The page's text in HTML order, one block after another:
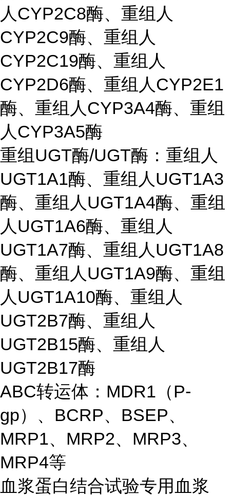
人CYP2C8酶、重组人
CYP2C9酶、重组人
CYP2C19酶、重组人
CYP2D6酶、重组人CYP2E1
酶、重组人CYP3A4酶、重组
人CYP3A5酶
重组UGT酶/UGT酶：重组人
UGT1A1酶、重组人UGT1A3
酶、重组人UGT1A4酶、重组
人UGT1A6酶、重组人
UGT1A7酶、重组人UGT1A8
酶、重组人UGT1A9酶、重组
人UGT1A10酶、重组人
UGT2B7酶、重组人
UGT2B15酶、重组人
UGT2B17酶
ABC转运体：MDR1（P-
gp）、BCRP、BSEP、
MRP1、MRP2、MRP3、
MRP4等
血浆蛋白结合试验专用血浆